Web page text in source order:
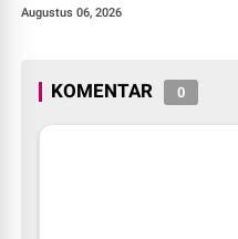
Gratis untuk Warga Binaan
Augustus 06, 2026
KOMENTAR 0